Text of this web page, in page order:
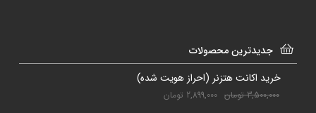
جدیدترین محصولات
خرید اکانت هتزنر (احراز هویت شده)
3,500,000 تومان 2,899,000 تومان